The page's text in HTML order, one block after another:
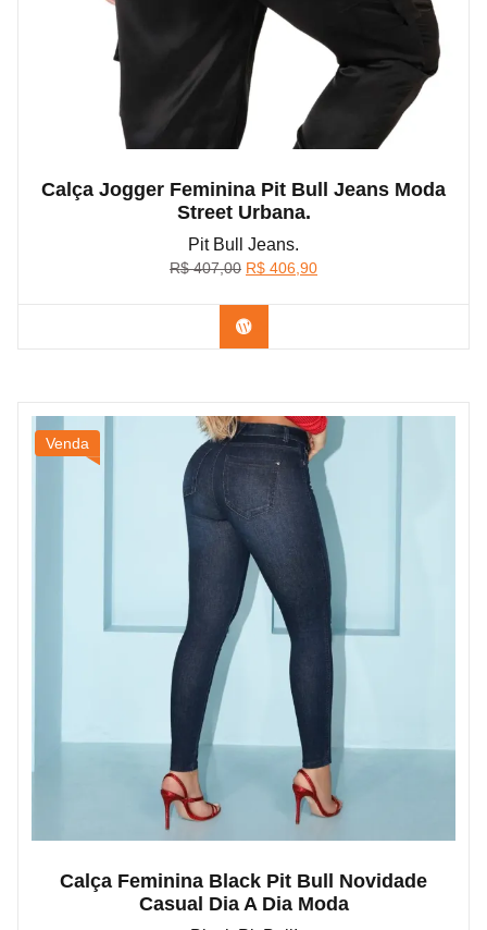
Calça Jogger Feminina Pit Bull Jeans Moda
Street Urbana.
Pit Bull Jeans.
R$407,00 O
original
era:
R$ 407,00.
R$ 406,90O
Confira na Shopee
Venda
Calça Feminina Black Pit Bull Novidade
Casual Dia A Dia Moda